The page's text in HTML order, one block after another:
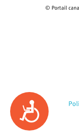
© Portail